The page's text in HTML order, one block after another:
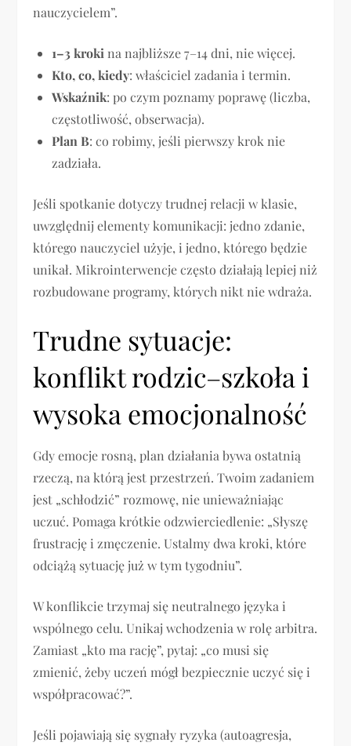
nauczycielem”.
1–3 kroki na najbliższe 7–14 dni, nie więcej.
Kto, co, kiedy: właściciel zadania i termin.
Wskaźnik: po czym poznamy poprawę (liczba,
częstotliwość, obserwacja).
Plan B: co robimy, jeśli pierwszy krok nie
zadziała.
Jeśli spotkanie dotyczy trudnej relacji w klasie,
uwzględnij elementy komunikacji: jedno zdanie,
którego nauczyciel użyje, i jedno, którego będzie
unikał. Mikrointerwencje często działają lepiej niż
rozbudowane programy, których nikt nie wdraża.
Trudne sytuacje:
konflikt rodzic–szkoła i
wysoka emocjonalność
Gdy emocje rosną, plan działania bywa ostatnią
rzeczą, na którą jest przestrzeń. Twoim zadaniem
jest „schłodzić” rozmowę, nie unieważniając
uczuć. Pomaga krótkie odzwierciedlenie: „Słyszę
frustrację i zmęczenie. Ustalmy dwa kroki, które
odciążą sytuację już w tym tygodniu”.
W konflikcie trzymaj się neutralnego języka i
wspólnego celu. Unikaj wchodzenia w rolę arbitra.
Zamiast „kto ma rację”, pytaj: „co musi się
zmienić, żeby uczeń mógł bezpiecznie uczyć się i
współpracować?”.
Jeśli pojawiają się sygnały ryzyka (autoagresja,